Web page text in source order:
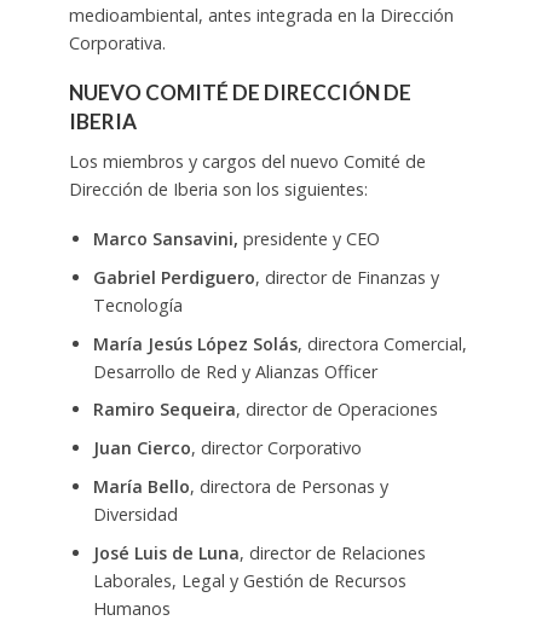
medioambiental, antes integrada en la Dirección
Corporativa.
NUEVO COMITÉ DE DIRECCIÓN DE
IBERIA
Los miembros y cargos del nuevo Comité de
Dirección de Iberia son los siguientes:
Marco Sansavini, presidente y CEO
Gabriel Perdiguero, director de Finanzas y
Tecnología
María Jesús López Solás, directora Comercial,
Desarrollo de Red y Alianzas Officer
Ramiro Sequeira, director de Operaciones
Juan Cierco, director Corporativo
María Bello, directora de Personas y
Diversidad
José Luis de Luna, director de Relaciones
Laborales, Legal y Gestión de Recursos
Humanos